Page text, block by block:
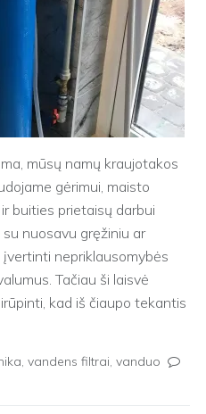
mūsų namų kraujotakos
gėrimui, maisto
buities prietaisų darbui
nuosavu gręžiniu ar
nepriklausomybės
Tačiau ši laisvė
kad iš čiaupo tekantis
, vandens filtrai, vanduo